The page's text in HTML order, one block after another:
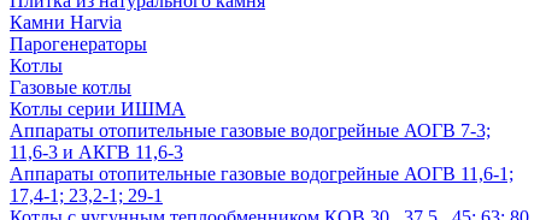
Камни Harvia
Парогенераторы
Котлы
Газовые котлы
Котлы серии ИШМА
Аппараты отопительные газовые водогрейные АОГВ 7-3;
11,6-3 и АКГВ 11,6-3
Аппараты отопительные газовые водогрейные АОГВ 11,6-1;
17,4-1; 23,2-1; 29-1